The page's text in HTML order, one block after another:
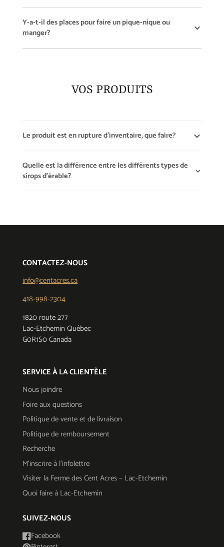
Y-a-t-il des places pour faire un pique-nique ou
manger?
VOS PRODUITS
Le produit est en rupture d'inventaire, que faire?
Quelle est la différence entre les différents types de
sirops d'érable?
CONTACTEZ-NOUS
info@centacres.ca
418-998-2304
1820 route 277
Lac-Etchemin Québec
G0R1S0 Canada
SERVICE À LA CLIENTÈLE
Nous joindre
Foire aux questions
Politique de vente et de livraison
Politique de remboursement
Recherche
M'inscrire à l'infolettre
Visiter la Ferme des Cent Acres – Lac-Etchemin
Quoi faire à Lac-Etchemin
SUIVEZ-NOUS
Facebook